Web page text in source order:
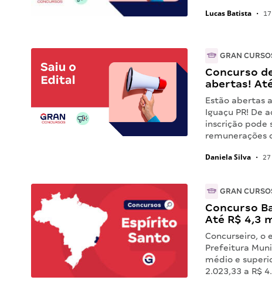
Lucas Batista •
GRAN
Concurso
abertas!
Estão abertas
Iguaçu PR! De
inscrição pode
remunerações
Daniela Silva • 27
GRAN
Concurso
Até R$ 4,3
Concurseiro, o
Prefeitura
médio e
2.023,33 a R$